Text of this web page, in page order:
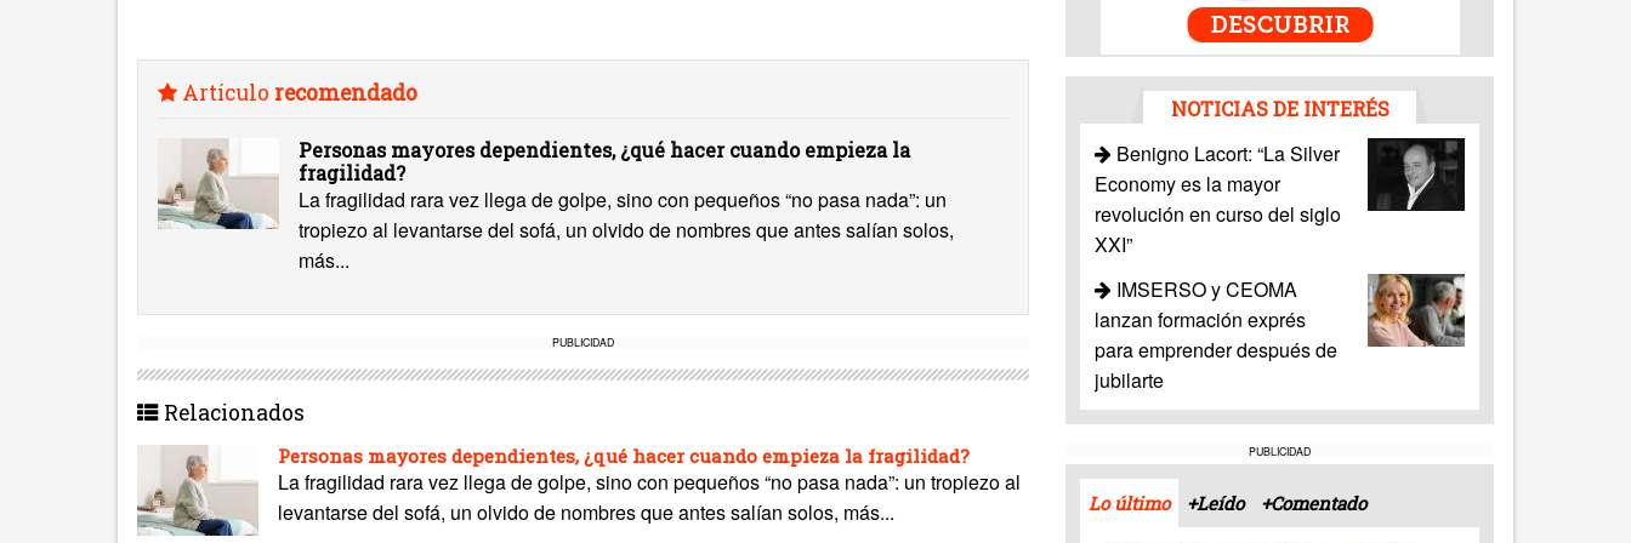
Artículo recomendado
Personas mayores dependientes, ¿qué hacer cuando empieza la
fragilidad?
La fragilidad rara vez llega de golpe, sino con pequeños “no pasa nada”: un
tropiezo al levantarse del sofá, un olvido de nombres que antes salían solos,
más...
PUBLICIDAD
Relacionados
Personas mayores dependientes, ¿qué hacer cuando empieza la fragilidad?
La fragilidad rara vez llega de golpe, sino con pequeños “no pasa nada”: un tropiezo al
levantarse del sofá, un olvido de nombres que antes salían solos, más...
NOTICIAS DE INTERÉS
Benigno Lacort: “La Silver
Economy es la mayor
revolución en curso del siglo
XXI”
IMSERSO y CEOMA
lanzan formación exprés
para emprender después de
jubilarte
PUBLICIDAD
Lo último +Leído +Comentado